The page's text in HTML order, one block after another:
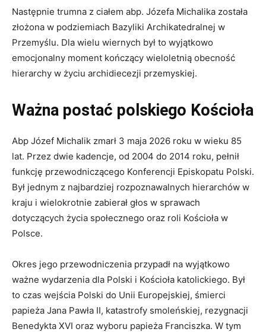
Następnie trumna z ciałem abp. Józefa Michalika została
złożona w podziemiach Bazyliki Archikatedralnej w
Przemyślu. Dla wielu wiernych był to wyjątkowo
emocjonalny moment kończący wieloletnią obecność
hierarchy w życiu archidiecezji przemyskiej.
Ważna postać polskiego Kościoła
Abp Józef Michalik zmarł 3 maja 2026 roku w wieku 85
lat. Przez dwie kadencje, od 2004 do 2014 roku, pełnił
funkcję przewodniczącego Konferencji Episkopatu Polski.
Był jednym z najbardziej rozpoznawalnych hierarchów w
kraju i wielokrotnie zabierał głos w sprawach
dotyczących życia społecznego oraz roli Kościoła w
Polsce.
Okres jego przewodniczenia przypadł na wyjątkowo
ważne wydarzenia dla Polski i Kościoła katolickiego. Był
to czas wejścia Polski do Unii Europejskiej, śmierci
papieża Jana Pawła II, katastrofy smoleńskiej, rezygnacji
Benedykta XVI oraz wyboru papieża Franciszka. W tym